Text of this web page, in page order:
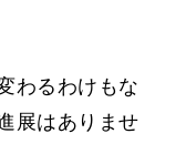
わるわけもな
展はありませ